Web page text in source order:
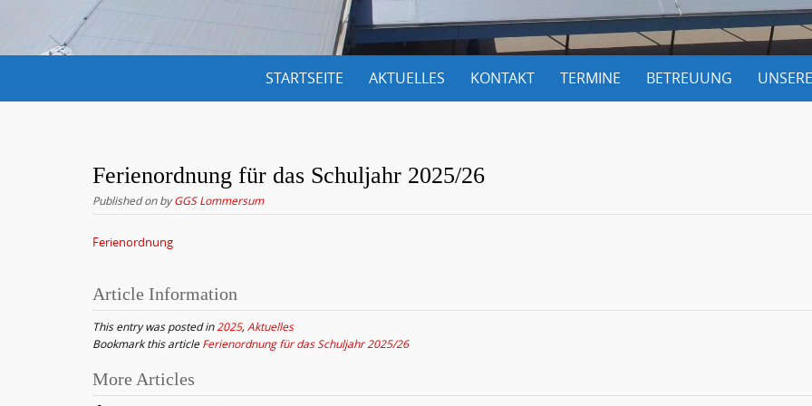
STARTSEITE AKTUELLES KONTAKT TERMINE BETREUUNG
Ferienordnung für das Schuljahr 2025/26
Published onbyGGS Lommersum
Ferienordnung
Article Information
This entry was posted in2025,Aktuelles
Bookmark this articleFerienordnung für das Schuljahr 2025/26
P
More Articles